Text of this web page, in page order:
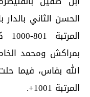
بمراكش ومحمد
الله بفاس، فيما
المرتبة 1001+.